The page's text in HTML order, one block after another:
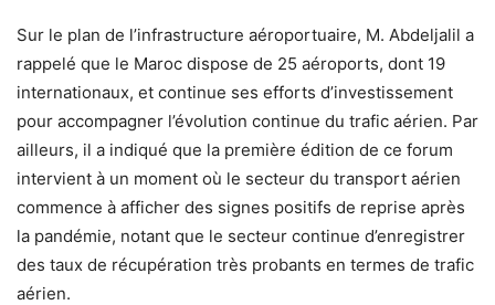
Sur le plan de l’infrastructure aéroportuaire, M. Abdeljalil a
rappelé que le Maroc dispose de 25 aéroports, dont 19
internationaux, et continue ses efforts d’investissement
pour accompagner l’évolution continue du trafic aérien. Par
ailleurs, il a indiqué que la première édition de ce forum
intervient à un moment où le secteur du transport aérien
commence à afficher des signes positifs de reprise après
la pandémie, notant que le secteur continue d’enregistrer
des taux de récupération très probants en termes de trafic
aérien.